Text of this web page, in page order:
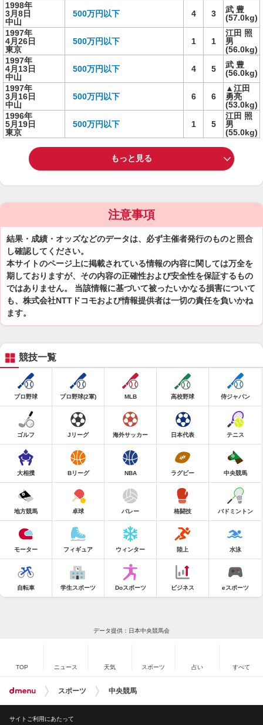
1998年
3月8日
中山
500万円以下 4 3
武 豊
(57.0kg)
1997年
4月26日
東京
500万円以下 1 1
江田 照
男
(56.0kg)
1997年
4月13日
中山
500万円以下 4 5
武 豊
(56.0kg)
1997年
3月16日
中山
500万円以下 6 6
▲江田
勇亮
(53.0kg)
1996年
5月19日
東京
500万円以下 1 5
江田 照
男
(55.0kg)
もっと見る
注意事項
結果・成績・オッズなどのデータは、必ず主催者発行のものと照合
し確認してください。
本サイトのページ上に掲載されている情報の内容に関しては万全を
期しておりますが、その内容の正確性および安全性を保証するもの
ではありません。 当該情報に基づいて被ったいかなる損害について
も、株式会社NTTドコモおよび情報提供者は一切の責任を負いかね
ます。
競技一覧
プロ野球 プロ野球(2軍) MLB 高校野球 侍ジャパン
ゴルフ Jリーグ 海外サッカー 日本代表 テニス
大相撲 Bリーグ NBA ラグビー 中央競馬
地方競馬 卓球 バレー 格闘技 バドミントン
モーター フィギュア ウィンター 陸上 水泳
自転車 学生スポーツ Doスポーツ ビジネス eスポーツ
データ提供：日本中央競馬会
TOP ニュース 天気 スポーツ 占い すべて
スポーツ 中央競馬
サイトご利用にあたって